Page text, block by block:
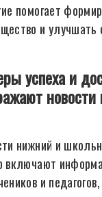
помогает
и улучшать
успеха и
новости
нижний и
включают
и